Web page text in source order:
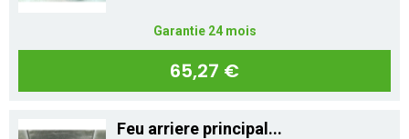
Garantie 24 mois
65,27 €
Feu arriere principal...